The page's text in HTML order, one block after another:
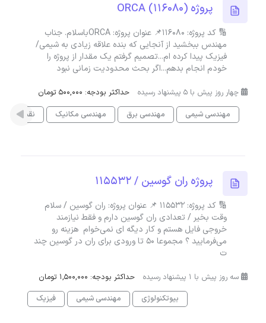
پروژه ORCA (116080)
🔢 کد پروژه: 116080📌 عنوان پروژه: ORCAباسلام. جناب
مهندس ببخشید از آنجایی که بنده علاقه زیادی به شیمی/
فیزیک پیدا کرده ام...تصمیم گرفتم یک مقدار از پروژه را
خودم انجام بدهم...اگر بحث محدودیت زمانی نبود
چهار روز پیش با 5 پیشنهاد رسیده
حداکثر بودجه: 500,000 تومان
مهندسی شیمی
مهندسی برق مهندسی مکانیک نقشه کشی
پروژه ران گوسین / 115532
🔢 کد پروژه: 115532 📌 عنوان پروژه: ران گوسین / سلام
وقت بخیر / تعدادی ران گوسین دارم و فقط نیازمند
خروجی فایل هستم و کار دیگه ای نمی‌خوام هزینه رو
می‌فرمایید ؟ مجموعا ۵۰ تا ورودی برای ران در گوسین چند
ت
سه روز پیش با 1 پیشنهاد رسیده
حداکثر بودجه: 1,500,000 تومان
بیوتکنولوژی
مهندسی شیمی فیزیک